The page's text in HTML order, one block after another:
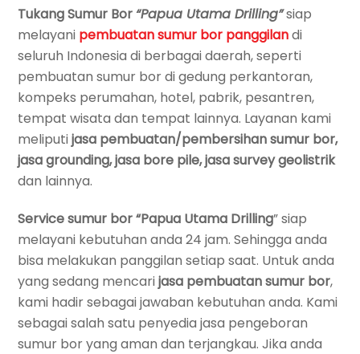
Tukang Sumur Bor“Papua Utama Drilling”siap
melayani pembuatansumur bor panggilandi
seluruh Indonesia di berbagai daerah, seperti
pembuatan sumur bor di gedung perkantoran,
kompeks perumahan, hotel, pabrik, pesantren,
tempat wisata dan tempat lainnya. Layanan kami
meliputijasa pembuatan/pembersihan sumur bor,
jasa grounding, jasa bore pile, jasa survey geolistrik
dan lainnya.
Service sumur bor“Papua Utama Drilling” siap
melayani kebutuhan anda 24 jam. Sehingga anda
bisa melakukan panggilan setiap saat. Untuk anda
yang sedang mencarijasa pembuatan sumur bor,
kami hadir sebagai jawaban kebutuhan anda. Kami
sebagai salah satu penyedia jasa pengeboran
sumur bor yang aman dan terjangkau. Jika anda